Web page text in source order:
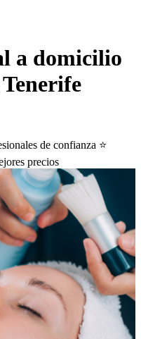
a domicilio
de confianza ⭐️
precios